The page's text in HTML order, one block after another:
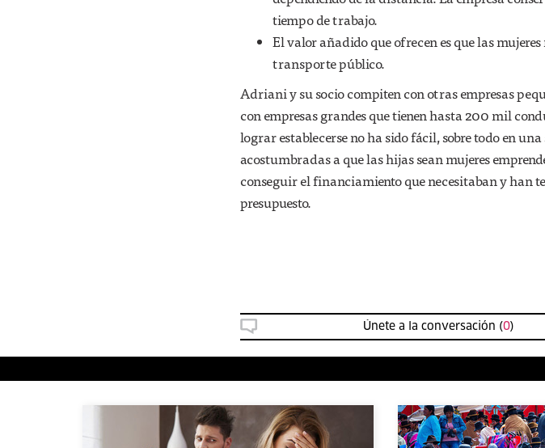
tiempo de trabajo.
El valor añadido que ofrecen es que las
transporte público.
Adriani y su socio compiten con otras empresas
con empresas grandes que tienen hasta 200 mil
lograr establecerse no ha sido fácil, sobre todo en
acostumbradas a que las hijas sean mujeres
conseguir el financiamiento que necesitaban y han
presupuesto.
Únete a la conversación (0)